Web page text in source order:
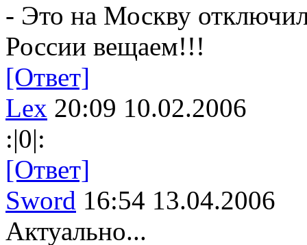
- Это на Москву
России вещаем!!!
[Ответ]
Lex 20:09 10.02.2006
:|0|:
[Ответ]
Sword 16:54 13.04.2006
Актуально...